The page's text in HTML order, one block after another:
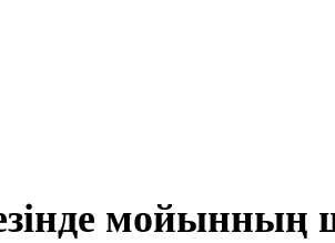
мойынның